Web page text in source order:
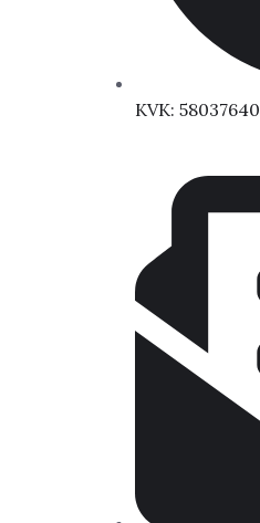
KVK: 58037640